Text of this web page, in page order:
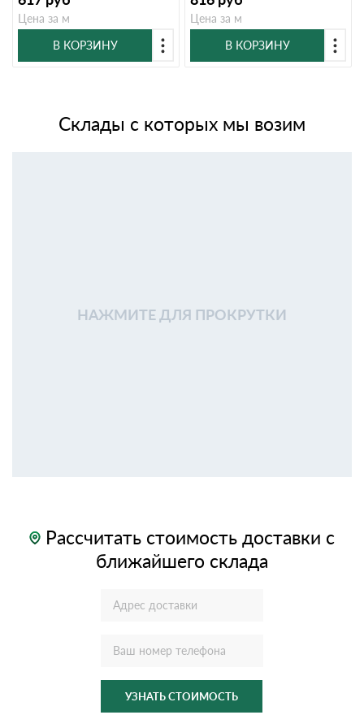
Цена за м
В КОРЗИНУ
Цена за м
В КОРЗИНУ
Склады с которых мы возим
НАЖМИТЕ ДЛЯ ПРОКРУТКИ
Рассчитать стоимость доставки с
ближайшего склада
УЗНАТЬ СТОИМОСТЬ